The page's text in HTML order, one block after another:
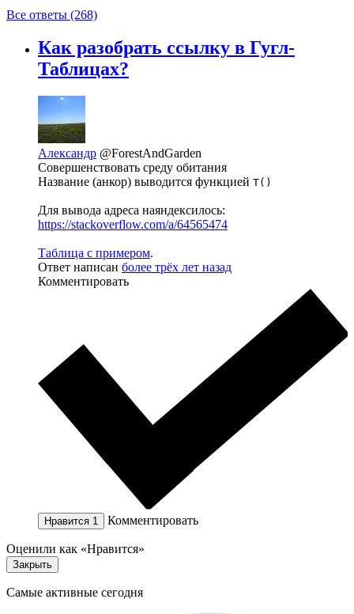
Все ответы (268)
Как разобрать ссылку в Гугл-
Таблицах?
Александр @ForestAndGarden
Совершенствовать среду обитания
Название (анкор) выводится функцией T()
Для вывода адреса наяндексилось:
https://stackoverflow.com/a/64565474
Таблица с примером.
Ответ написан более трёх лет назад
Комментировать
Нравится 1 Комментировать
Оценили как «Нравится»
Закрыть
Самые активные сегодня